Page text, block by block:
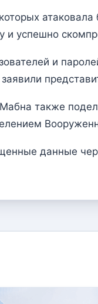
успешно
и
также
данные